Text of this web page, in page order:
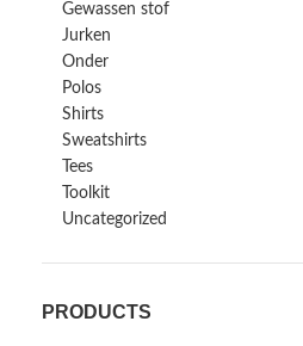
Gewassen stof
Jurken
Onder
Polos
Shirts
Sweatshirts
Tees
Toolkit
Uncategorized
PRODUCTS